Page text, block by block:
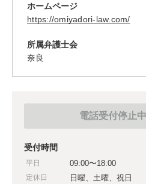
ホームページ
https://omiyadori-law.com/
所属弁護士会
奈良
電話受付停止中
受付時間
平日 09:00〜18:00
定休日 日曜、土曜、祝日